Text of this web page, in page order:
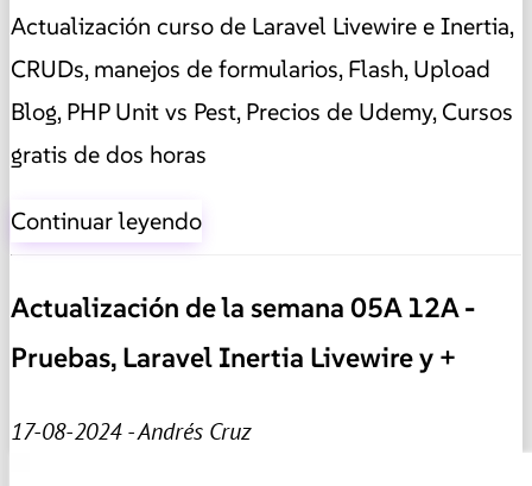
Actualización curso de Laravel Livewire e Inertia,
CRUDs, manejos de formularios, Flash, Upload
Blog, PHP Unit vs Pest, Precios de Udemy, Cursos
gratis de dos horas
Continuar leyendo
Actualización de la semana 05A 12A -
Pruebas, Laravel Inertia Livewire y +
17-08-2024 - Andrés Cruz